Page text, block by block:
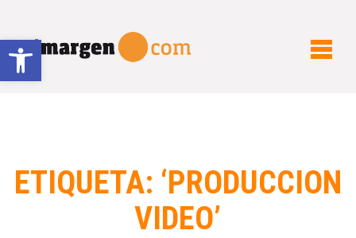
Abrir barra de herramientas
ETIQUETA: ‘PRODUCCION
VIDEO’